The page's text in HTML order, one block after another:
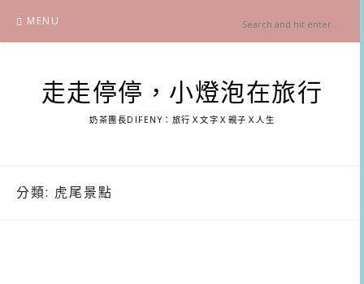
content
MENU
走走停停，小燈泡在旅行
奶茶團長DIFENY：旅行Ｘ文字Ｘ親子Ｘ人生
分類: 虎尾景點